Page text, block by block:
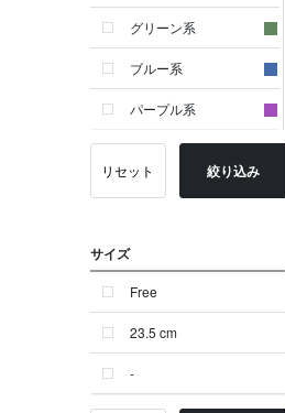
グリーン系
ブルー系
パープル系
イエロー系
オレンジ系
シルバー系
ゴールド系
その他
リセット 絞り込み
サイズ
Free
23.5 cm
-